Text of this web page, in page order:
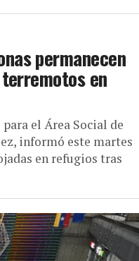
permanecen
en
el Área Social de
informó este martes
en refugios tras